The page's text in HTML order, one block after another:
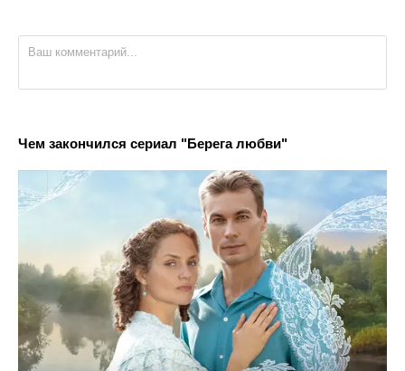
Чем закончился сериал "Берега любви"